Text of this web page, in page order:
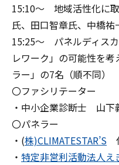
15:10～ 地域活性化に
氏、田口智章氏、中橋祐
15:25～ パネルディス
レワーク」の可能性を
ラー」の7名（順不同）
〇ファシリテーター
・中小企業診断士 山下
〇パネラー
・(株)CLIMATESTAR’S
・ 特定非営利活動法人